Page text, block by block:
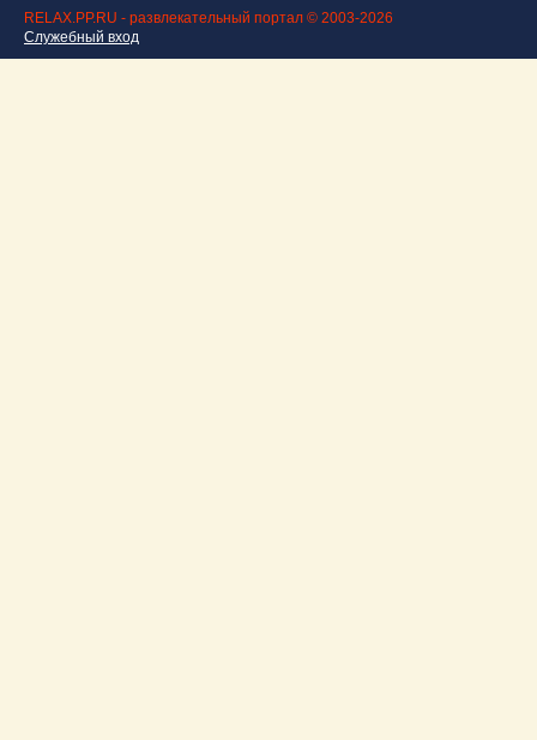
RELAX.PP.RU - развлекательный портал © 2003-2026
Служебный вход